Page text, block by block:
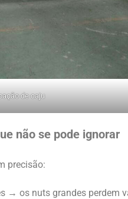
de caju
não se pode ignorar
precisão:
→ os nuts grandes perdem